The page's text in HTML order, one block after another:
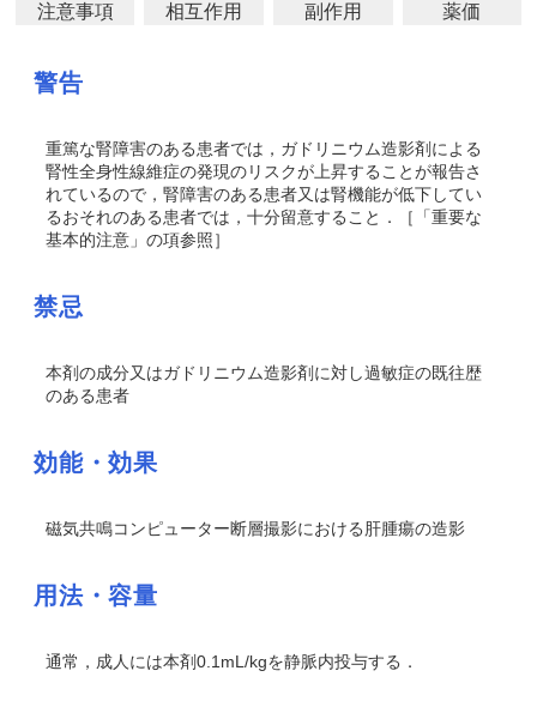
注意事項
相互作用 副作用 薬価
警告
重篤な腎障害のある患者では，ガドリニウム造影剤による
腎性全身性線維症の発現のリスクが上昇することが報告さ
れているので，腎障害のある患者又は腎機能が低下してい
るおそれのある患者では，十分留意すること．［「重要な
基本的注意」の項参照］
禁忌
本剤の成分又はガドリニウム造影剤に対し過敏症の既往歴
のある患者
効能・効果
磁気共鳴コンピューター断層撮影における肝腫瘍の造影
用法・容量
通常，成人には本剤0.1mL/kgを静脈内投与する．